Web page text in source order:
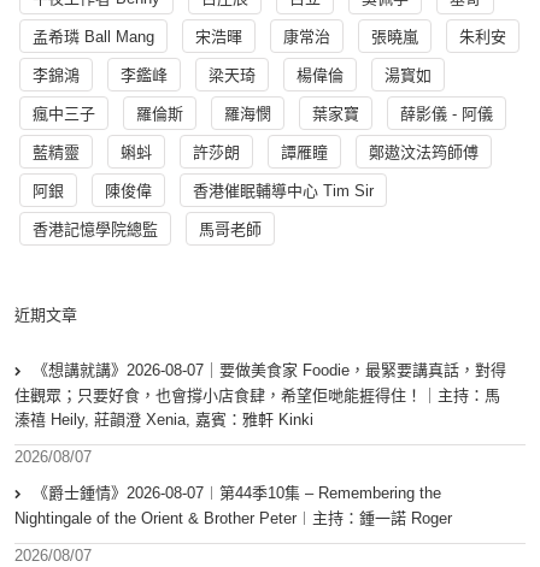
孟希璘 Ball Mang 宋浩暉 康常治 張曉嵐 朱利安
李錦鴻 李鑑峰 梁天琦 楊偉倫 湯寳如
瘋中三子 羅倫斯 羅海憫 葉家寶 薛影儀 - 阿儀
藍精靈 蝌蚪 許莎朗 譚雁瞳 鄭遨汶法筠師傅
阿銀 陳俊偉 香港催眠輔導中心 Tim Sir
香港記憶學院總監 馬哥老師
近期文章
《想講就講》2026-08-07｜要做美食家 Foodie，最緊要講真話，對得
住觀眾；只要好食，也會撐小店食肆，希望佢哋能捱得住！｜主持：馬
溱禧 Heily, 莊韻澄 Xenia, 嘉賓：雅軒 Kinki
2026/08/07
《爵士鍾情》2026-08-07︱第44季10集 – Remembering the
Nightingale of the Orient & Brother Peter︱主持：鍾一諾 Roger
2026/08/07